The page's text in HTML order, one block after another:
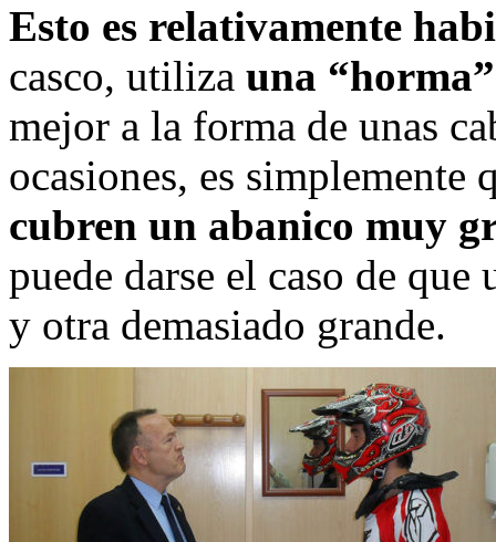
Esto es relativamente
casco, utiliza una
mejor a la forma de unas
ocasiones, es simplemente
cubren un abanico muy
puede darse el caso de que
y otra demasiado grande.